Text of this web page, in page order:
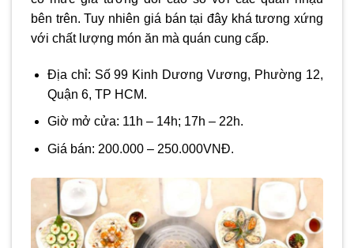
bên trên. Tuy nhiên giá bán tại đây khá tương xứng
với chất lượng món ăn mà quán cung cấp.
Địa chỉ: Số 99 Kinh Dương Vương, Phường 12,
Quận 6, TP HCM.
Giờ mở cửa: 11h – 14h; 17h – 22h.
Giá bán: 200.000 – 250.000VNĐ.